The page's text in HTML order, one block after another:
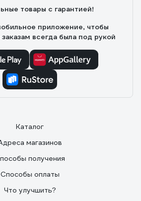
товары с гарантией!
приложение, чтобы
всегда была под рукой
Каталог
магазинов
получения
Способы оплаты
Что улучшить?